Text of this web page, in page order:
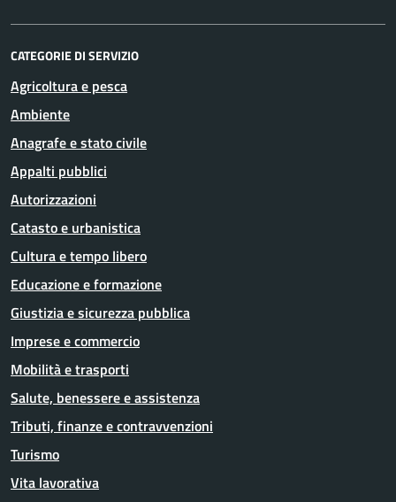
CATEGORIE DI SERVIZIO
Agricoltura e pesca
Ambiente
Anagrafe e stato civile
Appalti pubblici
Autorizzazioni
Catasto e urbanistica
Cultura e tempo libero
Educazione e formazione
Giustizia e sicurezza pubblica
Imprese e commercio
Mobilità e trasporti
Salute, benessere e assistenza
Tributi, finanze e contravvenzioni
Turismo
Vita lavorativa